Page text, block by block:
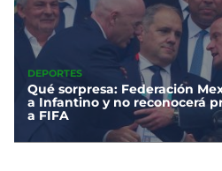
DEPORTES
Qué sorpresa: Federación
a Infantino y no reconocerá
a FIFA